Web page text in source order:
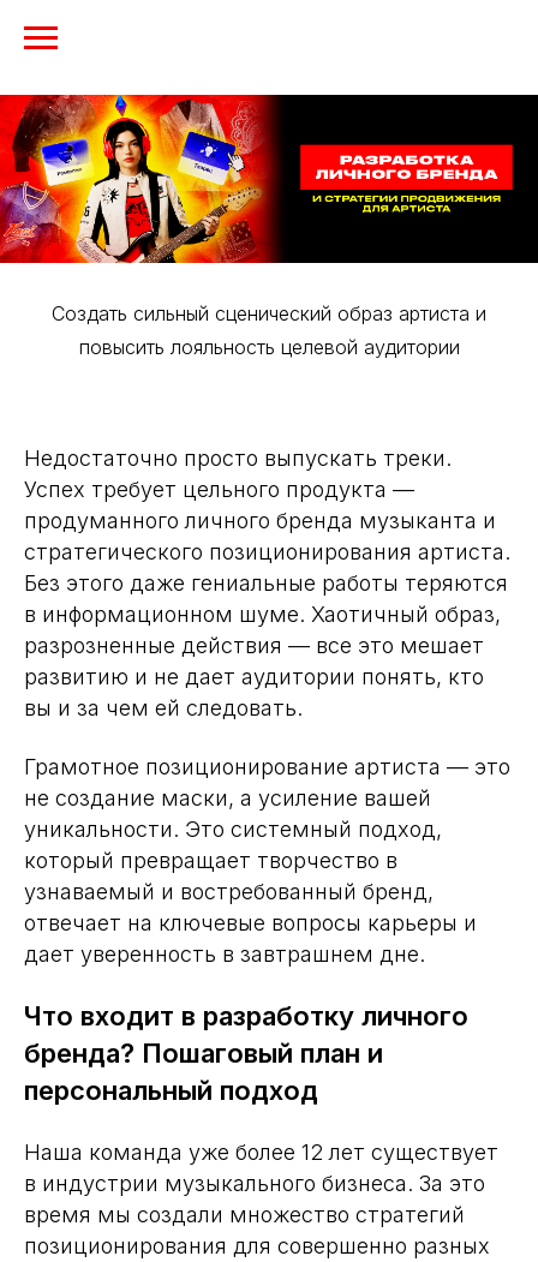
Создать сильный сценический образ артиста и
повысить лояльность целевой аудитории
Недостаточно просто выпускать треки.
Успех требует цельного продукта —
продуманного личного бренда музыканта и
стратегического позиционирования артиста.
Без этого даже гениальные работы теряются
в информационном шуме. Хаотичный образ,
разрозненные действия — все это мешает
развитию и не дает аудитории понять, кто
вы и за чем ей следовать.
Грамотное позиционирование артиста — это
не создание маски, а усиление вашей
уникальности. Это системный подход,
который превращает творчество в
узнаваемый и востребованный бренд,
отвечает на ключевые вопросы карьеры и
дает уверенность в завтрашнем дне.
Что входит в разработку личного
бренда? Пошаговый план и
персональный подход
Наша команда уже более 12 лет существует
в индустрии музыкального бизнеса. За это
время мы создали множество стратегий
позиционирования для совершенно разных